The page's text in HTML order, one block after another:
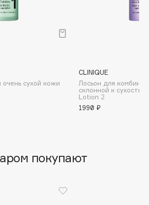
кожи: отшелушивающий лосьон 4
очень сухой кожи
CLINIQUE
Лосьон для
склонной к сухости
Lotion 2
1990 ₽
покупают